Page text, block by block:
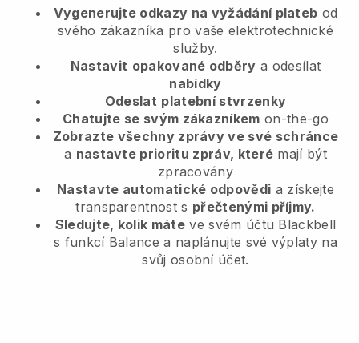
Vygenerujte odkazy na vyžádání plateb od
svého zákazníka pro vaše elektrotechnické
služby.
Nastavit opakované odběry a odesílat
nabídky
Odeslat platební stvrzenky
Chatujte se svým zákazníkem on-the-go
Zobrazte všechny zprávy ve své schránce
a nastavte prioritu zpráv, které mají být
zpracovány
Nastavte automatické odpovědi a získejte
transparentnost s přečtenými příjmy.
Sledujte, kolik máte ve svém účtu Blackbell
s funkcí Balance a naplánujte své výplaty na
svůj osobní účet.